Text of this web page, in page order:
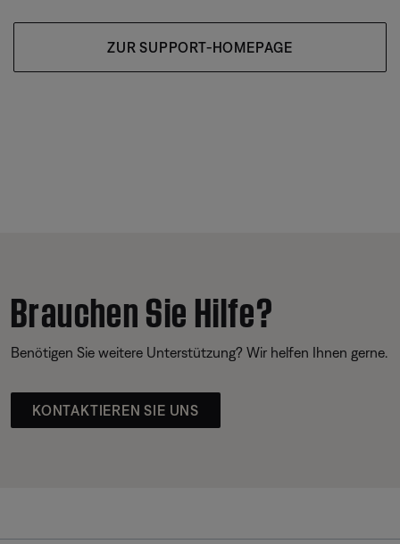
ZUR SUPPORT-HOMEPAGE
Brauchen Sie Hilfe?
Benötigen Sie weitere Unterstützung? Wir helfen Ihnen gerne.
KONTAKTIEREN SIE UNS